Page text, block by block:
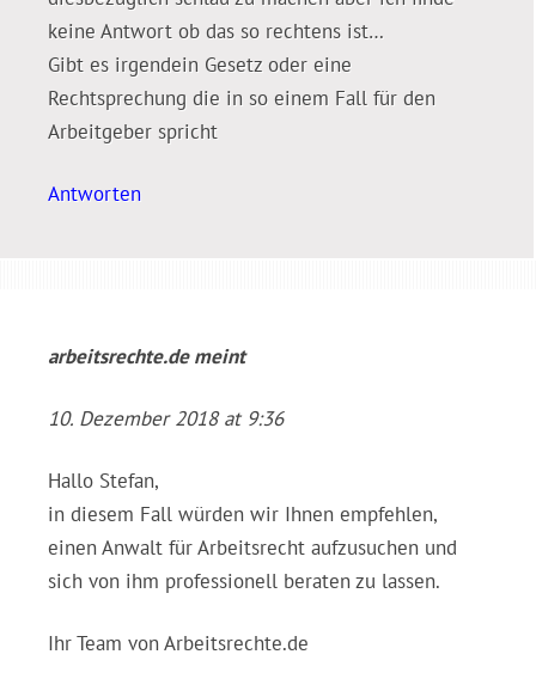
keine Antwort ob das so rechtens ist…
Gibt es irgendein Gesetz oder eine
Rechtsprechung die in so einem Fall für den
Arbeitgeber spricht
Antworten
arbeitsrechte.demeint
10. Dezember 2018 at 9:36
Hallo Stefan,
in diesem Fall würden wir Ihnen empfehlen,
einen Anwalt für Arbeitsrecht aufzusuchen und
sich von ihm professionell beraten zu lassen.
Ihr Team von Arbeitsrechte.de